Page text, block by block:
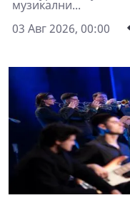
музикални...
03 Авг 2026, 00:00